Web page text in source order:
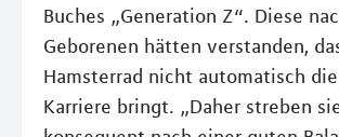
Buches „Generation Z“. Diese
Geborenen hätten verstanden,
Hamsterrad nicht automatisch
Karriere bringt. „Daher streben